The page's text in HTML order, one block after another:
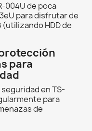
004U de poca
para disfrutar de
(utilizando HDD de
para
en TS-
para
de